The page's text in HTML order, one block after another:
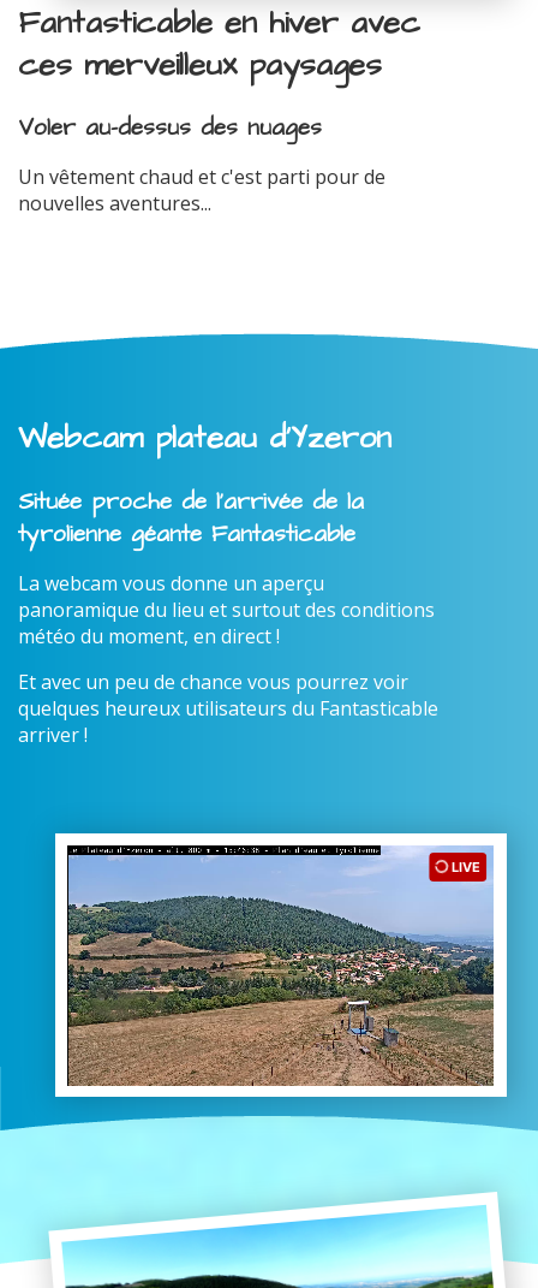
Fantasticable en hiver avec
ces merveilleux paysages
Voler au-dessus des nuages
Un vêtement chaud et c'est parti pour de
nouvelles aventures...
Webcam plateau d'Yzeron
Située proche de l'arrivée de la
tyrolienne géante Fantasticable
La webcam vous donne un aperçu
panoramique du lieu et surtout des conditions
météo du moment, en direct !
Et avec un peu de chance vous pourrez voir
quelques heureux utilisateurs du Fantasticable
arriver !